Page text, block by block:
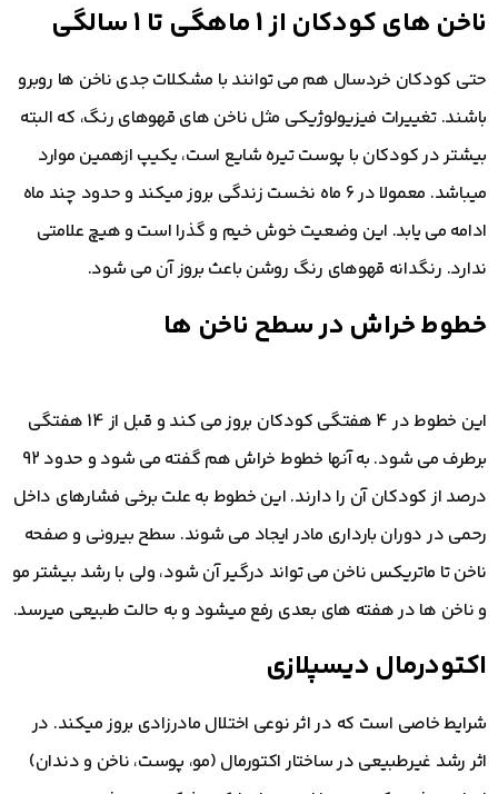
ناخن های کودکان از 1 ماهگی تا 1 سالگی
حتی کودکان خردسال هم می توانند با مشکلات جدی ناخن ها روبرو
باشند. تغییرات فیزیولوژیکی مثل ناخن های قهوهای رنگ، که البته
بیشتر در کودکان با پوست تیره شایع است، یکیپ ازهمین موارد
میباشد. معمولا در 6 ماه نخست زندگی بروز میکند و حدود چند ماه
ادامه می یابد. این وضعیت خوش خیم و گذرا است و هیچ علامتی
ندارد. رنگدانه قهوهای رنگ روشن باعث بروز آن می شود.
خطوط خراش در سطح ناخن ها
این خطوط در 4 هفتگی کودکان بروز می کند و قبل از 14 هفتگی
برطرف می شود. به آنها خطوط خراش هم گفته می شود و حدود 92
درصد از کودکان آن را دارند. این خطوط به علت برخی فشارهای داخل
رحمی در دوران بارداری مادر ایجاد می شوند. سطح بیرونی و صفحه
ناخن تا ماتریکس ناخن می تواند درگیر آن شود، ولی با رشد بیشتر مو
و ناخن ها در هفته های بعدی رفع میشود و به حالت طبیعی میرسد.
اکتودرمال دیسپلازی
شرایط خاصی است که در اثر نوعی اختلال مادرزادی بروز میکند. در
اثر رشد غیرطبیعی در ساختار اکتورمال (مو، پوست، ناخن و دندان)